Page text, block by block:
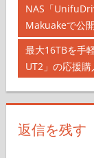
稿
ナ
ビ
ゲ
ー
の
記
事:
NAS「
Makuakeで公
次
の
記
最大16TBを手
UT2」の応援
返信を残す